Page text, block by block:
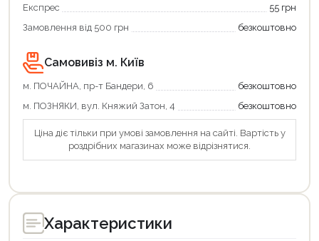
Експрес
55 грн
Замовлення від 500 грн
безкоштовно
Самовивіз м. Київ
м. ПОЧАЙНА, пр-т Бандери, 6
безкоштовно
м. ПОЗНЯКИ, вул. Княжий Затон, 4
безкоштовно
Ціна діє тільки при умові замовлення на сайті. Вартість у
роздрібних магазинах може відрізнятися.
Характеристики